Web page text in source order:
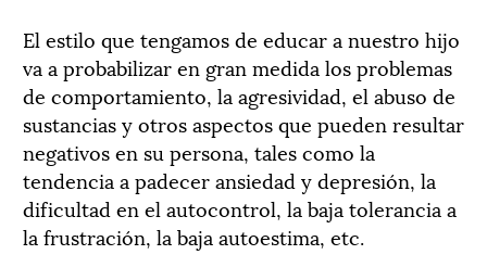
El estilo que tengamos de educar a nuestro hijo
va a probabilizar en gran medida los problemas
de comportamiento, la agresividad, el abuso de
sustancias y otros aspectos que pueden resultar
negativos en su persona, tales como la
tendencia a padecer ansiedad y depresión, la
dificultad en el autocontrol, la baja tolerancia a
la frustración, la baja autoestima, etc.